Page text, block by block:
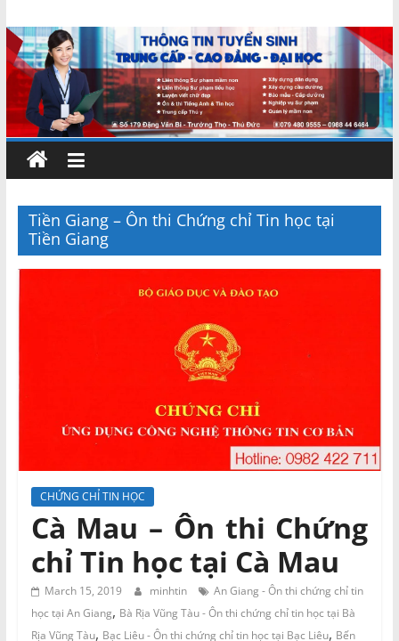
to
content
Chứng
chỉ
ngắn
hạn
–
MIENNAM
Education
tạo
Miền
Nam
Tiền Giang – Ôn thi Chứng chỉ Tin học tại
Tiền Giang
CHỨNG CHỈ TIN HỌC
Cà Mau – Ôn thi Chứng
chỉ Tin học tại Cà Mau
March 15, 2019 minhtin
An Giang - Ôn thi chứng chỉ tin
học tại An Giang, Bà Rịa Vũng Tàu - Ôn thi chứng chỉ tin học tại Bà
Rịa Vũng Tàu, Bạc Liêu - Ôn thi chứng chỉ tin học tại Bạc Liêu, Bến